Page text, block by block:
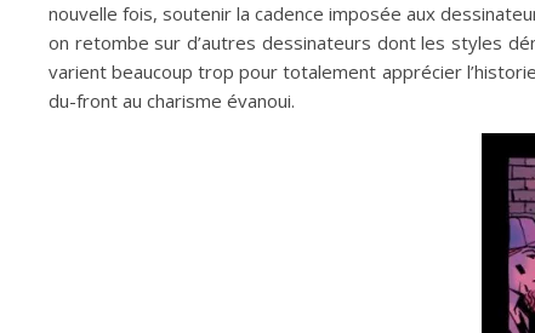
nouvelle fois, soutenir la cadence imposée aux
on retombe sur d’autres dessinateurs dont les styles
varient beaucoup trop pour totalement apprécier
du-front au charisme évanoui.